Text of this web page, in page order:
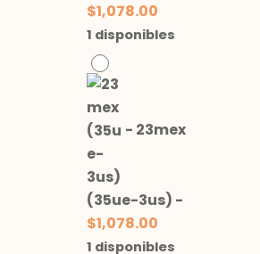
$1,078.00
1 disponibles
- 23mex
(35ue-3us) -
$1,078.00
1 disponibles